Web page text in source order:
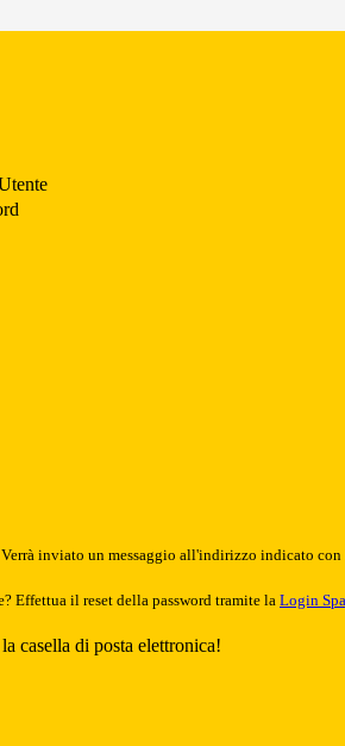
Verrà inviato un messaggio all'indirizzo indicato con
Effettua il reset della password tramite la Login
casella di posta elettronica!